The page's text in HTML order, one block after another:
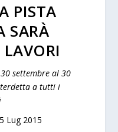
PISTA
SARÀ
LAVORI
settembre al 30
a tutti i
Lug 2015